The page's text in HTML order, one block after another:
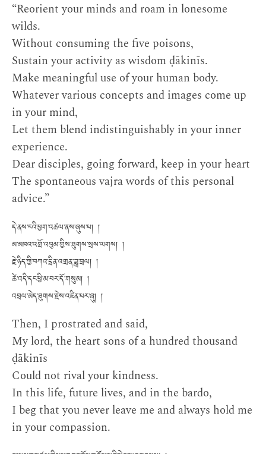
“Reorient your minds and roam in lonesome
wilds.
Without consuming the five poisons,
Sustain your activity as wisdom ḍākinīs.
Make meaningful use of your human body.
Whatever various concepts and images come up
in your mind,
Let them blend indistinguishably in your inner
experience.
Dear disciples, going forward, keep in your heart
The spontaneous vajra words of this personal
advice.”
དེ་ནས་ངའི་ཕྱག་འཚལ་ནས་ཞུས་པ། །
མ་མཁའ་འགྲོ་འབུམ་གྱིས་ཐུགས་སྲས་ལགས། །
རྗེ་ཉིད་ཀྱི་བཀའ་དྲིན་འགྲན་ཟླ་བྲལ། །
ཚེ་འདི་དང་ཕྱི་མ་བར་དོ་གསུམ། །
འབྲལ་མེད་ཐུགས་རྗེས་འཛིན་པར་ཞུ། །
Then, I prostrated and said,
My lord, the heart sons of a hundred thousand
ḍākinīs
Could not rival your kindness.
In this life, future lives, and in the bardo,
I beg that you never leave me and always hold me
in your compassion.